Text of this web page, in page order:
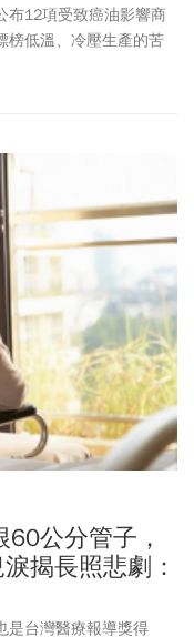
布12項受致癌油影響商
榜低溫、冷壓生產的苦
苯駢芘到底是什麼？苯
公分管子，
揭長照悲劇：
是台灣醫療報導獎得